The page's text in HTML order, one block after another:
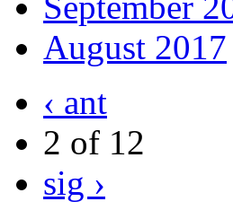
August 2017
‹ ant
2 of 12
sig ›